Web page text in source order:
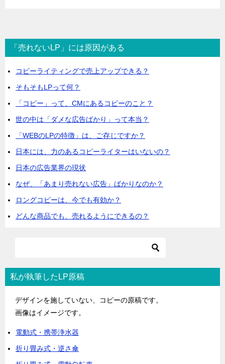
「売れないLP」には原因がある
コピーライティングで売上アップできる？
そもそもLPって何？
「コピー」って、CMにあるコピーのこと？
世の中は「ダメな広告ばかり」って本当？
「WEBのLPの特徴」は、ご存じですか？
日本には、力のあるコピーライターはいないの？
日本の広告業界の現状
なぜ、「あまり売れない広告」ばかりなのか？
ロングコピーは、今でも有効か？
どんな商品でも、売れるようにできるの？
私が執筆したLP原稿
デザインを施していない、コピーの原稿です。
画像はイメージです。
電動式・携帯浄水器
折り畳み式・逆さ傘